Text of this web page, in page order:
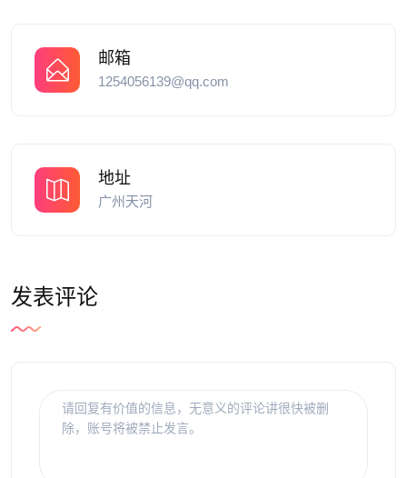
邮箱
1254056139@qq.com
地址
广州天河
发表评论